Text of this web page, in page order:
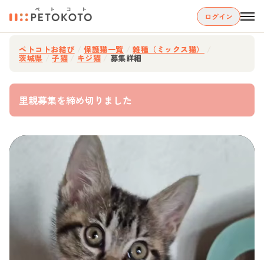
ログイン
ペトコトお結び 保護猫一覧 雑種（ミックス猫）
茨城県 子猫 キジ猫 募集詳細
里親募集を締め切りました